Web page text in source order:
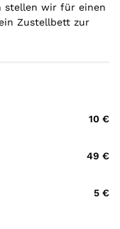
stellen wir für einen
Zustellbett zur
10 €
49 €
5 €